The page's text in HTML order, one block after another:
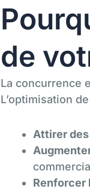
de
La concurrence
L’optimisation
Attirer
Renforcer